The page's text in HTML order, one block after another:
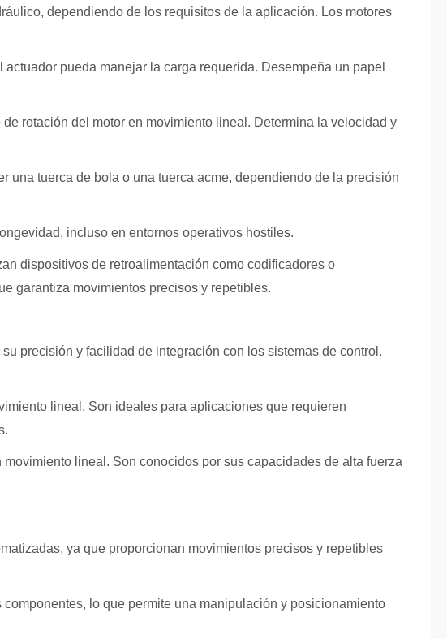
dependiendo de los requisitos de la aplicación. Los motores
pueda manejar la carga requerida. Desempeña un papel
rotación del motor en movimiento lineal. Determina la velocidad y
una tuerca de bola o una tuerca acme, dependiendo de la precisión
incluso en entornos operativos hostiles.
dispositivos de retroalimentación como codificadores o
garantiza movimientos precisos y repetibles.
precisión y facilidad de integración con los sistemas de control.
lineal. Son ideales para aplicaciones que requieren
lineal. Son conocidos por sus capacidades de alta fuerza
ya que proporcionan movimientos precisos y repetibles
lo que permite una manipulación y posicionamiento